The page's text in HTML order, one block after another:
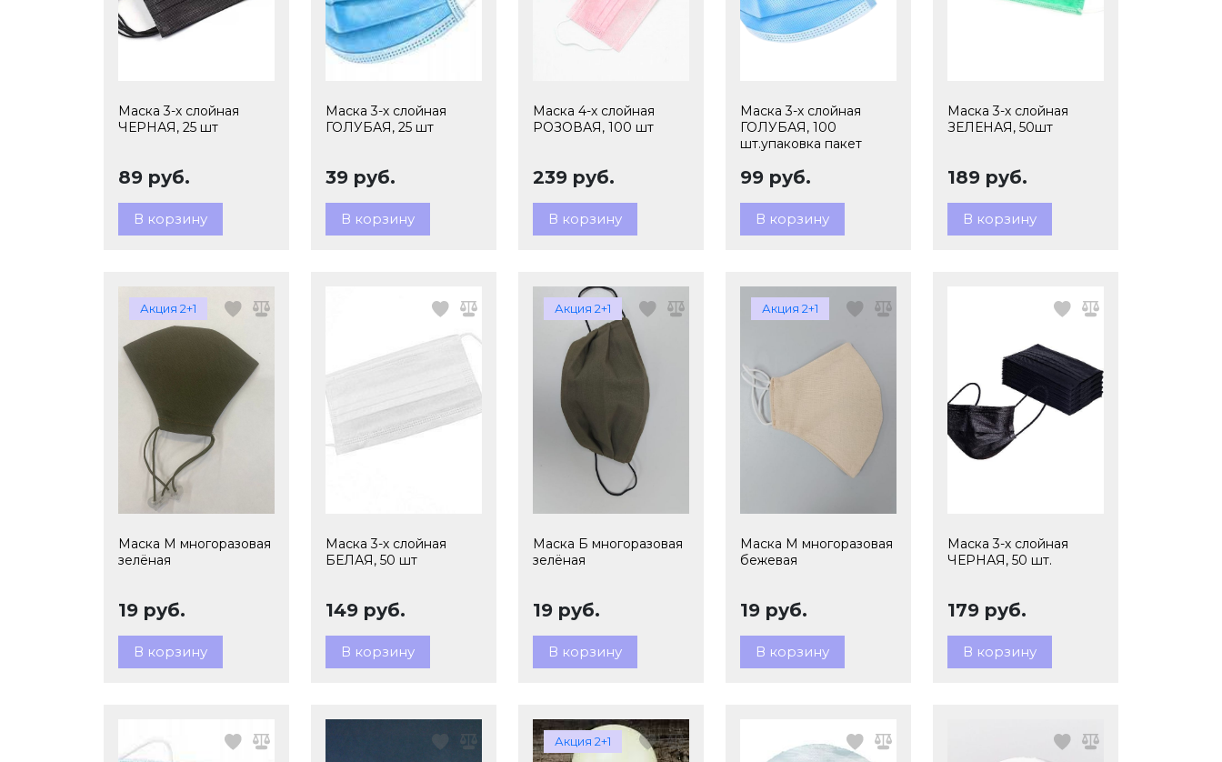
Маска 3-х слойная
ЧЕРНАЯ, 25 шт
89 руб.
В корзину
Маска 3-х слойная
ГОЛУБАЯ, 25 шт
39 руб.
В корзину
Маска 4-х слойная
РОЗОВАЯ, 100 шт
239 руб.
В корзину
Маска 3-х слойная
ГОЛУБАЯ, 100
шт.упаковка пакет
99 руб.
В корзину
Маска 3-х слойная
ЗЕЛЕНАЯ, 50шт
189 руб.
В корзину
Акция 2+1
Маска М многоразовая
зелёная
19 руб.
В корзину
Маска 3-х слойная
БЕЛАЯ, 50 шт
149 руб.
В корзину
Акция 2+1
Маска Б многоразовая
зелёная
19 руб.
В корзину
Акция 2+1
Маска М многоразовая
бежевая
19 руб.
В корзину
Маска 3-х слойная
ЧЕРНАЯ, 50 шт.
179 руб.
В корзину
Акция 2+1